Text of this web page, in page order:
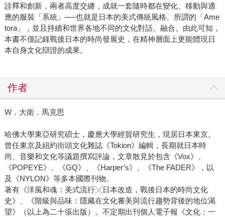
詮釋和創新，兩者高度交纏，成就一套隨時都在變化、移動與適
應的服裝「系統」──也就是日本的美式傳統風格、所謂的「Ame
tora」，並且持續和世界各地不同的文化對話、融合。由此可知，
本書不僅記錄戰後日本的時尚發展史，在精神層面上更能體現日
本自身文化辯證的成果。
作者
W．大衛．馬克思
哈佛大學東亞研究碩士，慶應大學經貿研究生，現居日本東京。
曾任東京及紐約街頭文化雜誌《Tokion》編輯，長期就日本時
尚、音樂和文化等議題撰寫評論，文章散見於包含《Vox》、
《POPEYE》、《GQ》、《Harper’s》、《The FADER》，以
及《NYLON》等多本國際刊物。
著有《洋風和魂：美式流行╳日本改造，戰後日本的時尚文化
史》、《階級與品味：隱藏在文化審美與流行趨勢背後的地位渴
望》（以上為二十張出版）。不定期出刊個人電子報《文化：一